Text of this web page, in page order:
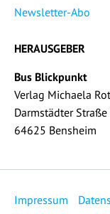
Newsletter-Abo
HERAUSGEBER
Bus Blickpunkt
Verlag Michaela
Darmstädter Straße
64625 Bensheim
Impressum